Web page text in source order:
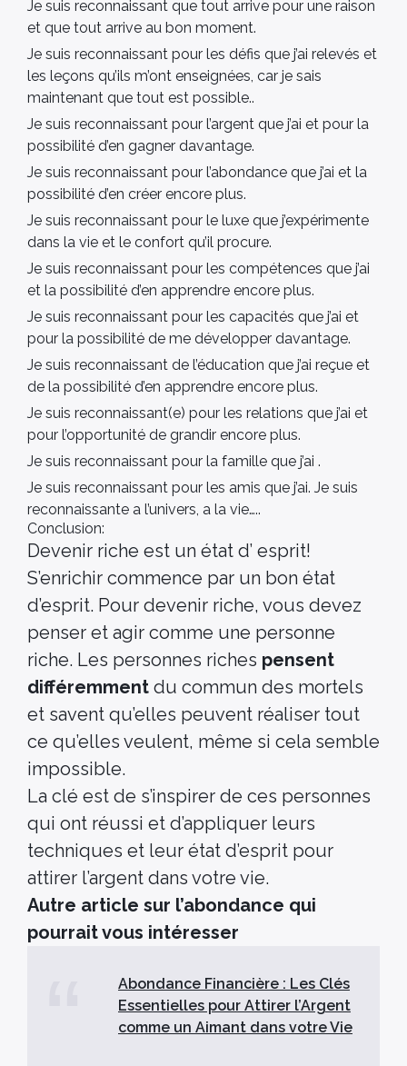
Je suis reconnaissant que tout arrive pour une raison
et que tout arrive au bon moment.
Je suis reconnaissant pour les défis que j’ai relevés et
les leçons qu’ils m’ont enseignées, car je sais
maintenant que tout est possible..
Je suis reconnaissant pour l’argent que j’ai et pour la
possibilité d’en gagner davantage.
Je suis reconnaissant pour l’abondance que j’ai et la
possibilité d’en créer encore plus.
Je suis reconnaissant pour le luxe que j’expérimente
dans la vie et le confort qu’il procure.
Je suis reconnaissant pour les compétences que j’ai
et la possibilité d’en apprendre encore plus.
Je suis reconnaissant pour les capacités que j’ai et
pour la possibilité de me développer davantage.
Je suis reconnaissant de l’éducation que j’ai reçue et
de la possibilité d’en apprendre encore plus.
Je suis reconnaissant(e) pour les relations que j’ai et
pour l’opportunité de grandir encore plus.
Je suis reconnaissant pour la famille que j’ai .
Je suis reconnaissant pour les amis que j’ai. Je suis
reconnaissante a l’univers, a la vie…..
Conclusion:
Devenir riche est un état d’ esprit!
S’enrichir commence par un bon état
d’esprit. Pour devenir riche, vous devez
penser et agir comme une personne
riche. Les personnes riches pensent
différemment du commun des mortels
et savent qu’elles peuvent réaliser tout
ce qu’elles veulent, même si cela semble
impossible.
La clé est de s’inspirer de ces personnes
qui ont réussi et d’appliquer leurs
techniques et leur état d’esprit pour
attirer l’argent dans votre vie.
Autre article sur l’abondance qui
pourrait vous intéresser
Abondance Financière : Les Clés
Essentielles pour Attirer l’Argent
comme un Aimant dans votre Vie